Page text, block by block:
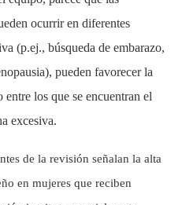
ocurrir en diferentes
(p.ej., búsqueda de embarazo,
pueden favorecer la
los que se encuentran el
excesiva.
de la revisión señalan la alta
en mujeres que reciben